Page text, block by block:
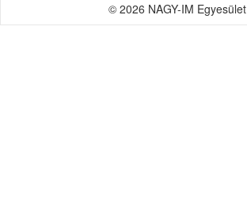
© 2026 NAGY-IM Egyesület